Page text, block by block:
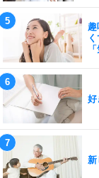
趣
好
新